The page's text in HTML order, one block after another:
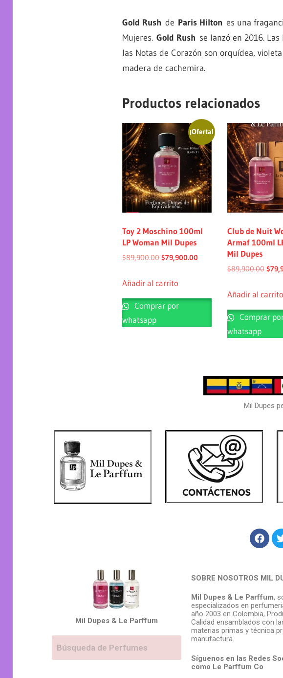
Gold Rush de Paris Hilton es una
Mujeres. Gold Rush se lanzó en 2016.
las Notas de Corazón son orquídea,
madera de cachemira.
Productos relacionados
¡Oferta!
Toy 2 Moschino 100ml
LP Woman Mil Dupes
$89,900.00 $79,900.00
Añadir al carrito
Comprar por
whatsapp
Club de Nuit
Armaf 100ml
Mil Dupes
$89,900.00 $
Añadir al carrito
Comprar
whatsapp
Mil Dupes
Mil Dupes & Le Parffum
SOBRE NOSOTROS MIL
Mil Dupes & Le Parffum,
especializados en
año 2003 en Colombia,
Calidad ensamblados con
materias primas y técnica
manufactura.
Síguenos en las Redes
como Le Parffum Co